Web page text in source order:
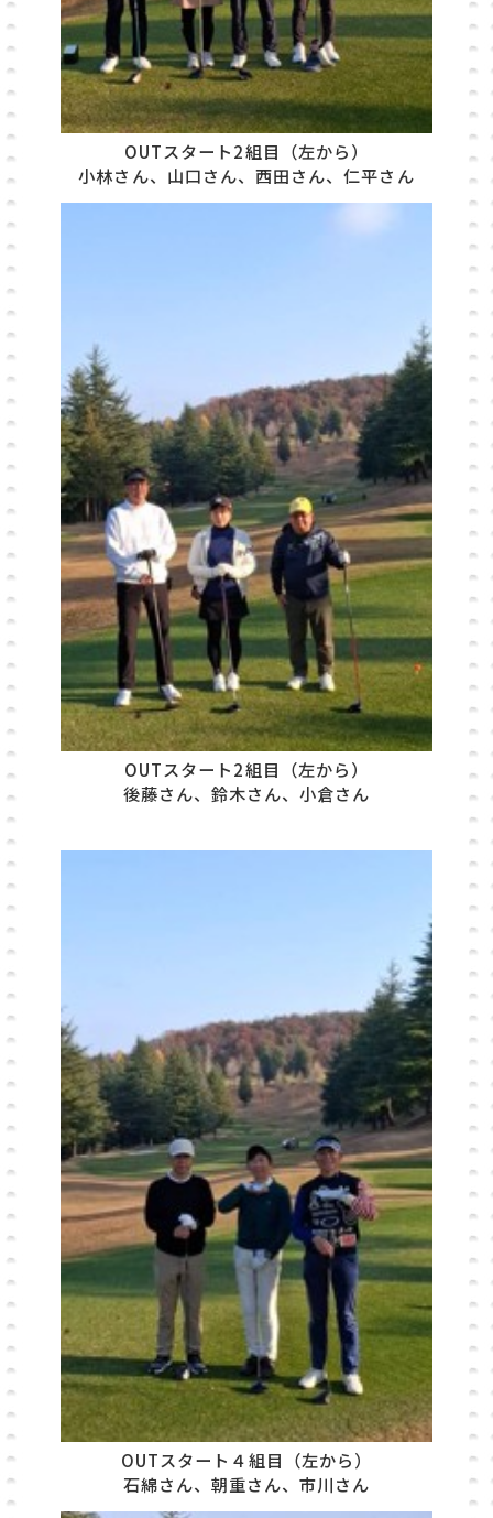
OUTスタート2組目（左から）
小林さん、山口さん、西田さん、仁平さん
OUTスタート2組目（左から）
後藤さん、鈴木さん、小倉さん
OUTスタート４組目（左から）
石綿さん、朝重さん、市川さん